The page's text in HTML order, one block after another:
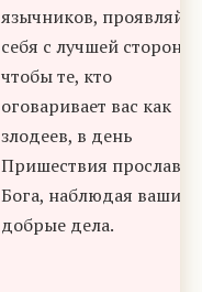
язычников, проявляйте
себя с лучшей стороны,
чтобы те, кто
оговаривает вас как
злодеев, в день
Пришествия
Бога, наблюдая ваши
добрые дела.